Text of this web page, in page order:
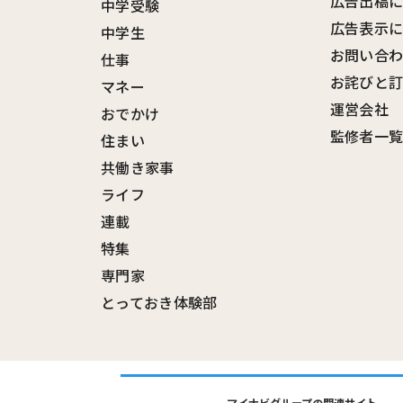
中学受験
中学生
仕事
マネー
おでかけ
住まい
共働き家事
ライフ
連載
特集
専門家
とっておき体験部
広告表示
お問い合
お詫びと
運営会社
監修者一覧